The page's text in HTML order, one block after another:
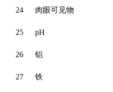
24 肉眼可见物
25 pH
26 铝
27 铁